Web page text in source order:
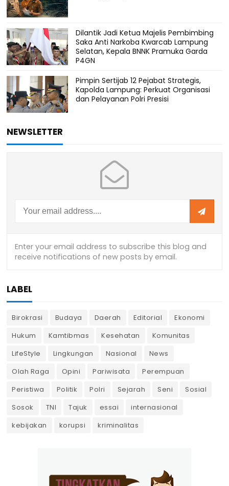
Dilantik Jadi Ketua Majelis Pembimbing
Saka Anti Narkoba Kwarcab Lampung
Selatan, Kepala BNNK Pramuka Garda
P4GN
Pimpin Sertijab 12 Pejabat Strategis,
Kapolda Lampung: Perkuat Organisasi
dan Pelayanan Polri Presisi
NEWSLETTER
LABEL
Birokrasi Budaya Daerah Editorial
Ekonomi
Hukum
Kamtibmas Kesehatan
Komunitas
LifeStyle
Lingkungan Nasional
News
Olah Raga
Opini Pariwisata
Perempuan
Peristiwa
Politik Polri Sejarah Seni
Sosial
Sosok
TNI Tajuk essai
internasional
kebijakan
korupsi kriminalitas